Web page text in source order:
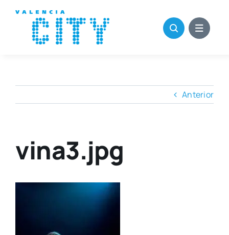
contenido
Anterior
vina3.jpg